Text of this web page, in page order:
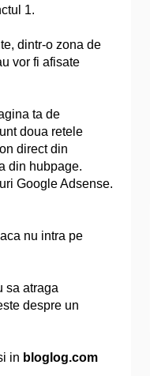
1.
dintr-o zona de
vor fi afisate
ta de
doua retele
direct din
din hubpage.
Google Adsense.
nu intra pe
sa atraga
despre un
in bloglog.com